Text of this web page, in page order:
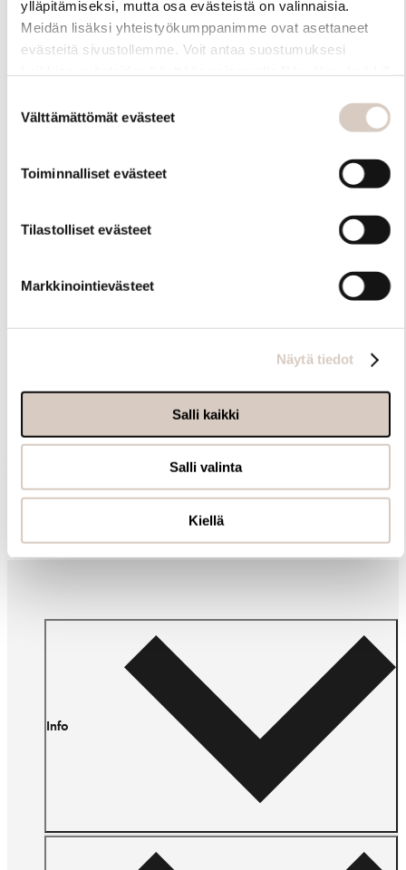
ylläpitämiseksi, mutta osa evästeistä on valinnaisia.
Meidän lisäksi yhteistyökumppanimme ovat asettaneet
evästeitä sivustollemme. Voit antaa suostumuksesi
myöhemmin ”Evästeasetukset” -linkin kautta.
valinta
Välttämättömät evästeet
Toiminnalliset evästeet
Tilastolliset evästeet
Markkinointievästeet
Näytä tiedot
Salli kaikki
Salli valinta
Kiellä
Hoito-ohjeet
Samankaltaisia tuotteita
Muut ostivat myös
Info